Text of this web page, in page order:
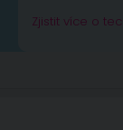
Zjistit více o